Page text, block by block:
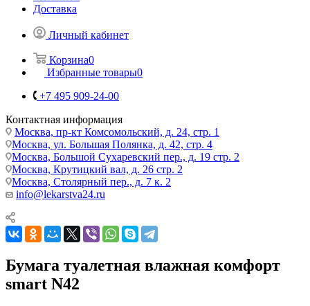
Доставка
Личный кабинет
Корзина0
Избранные товары0
+7 495 909-24-00
Контактная информация
Москва, пр-кт Комсомольский, д. 24, стр. 1
Москва, ул. Большая Полянка, д. 42, стр. 4
Москва, Большой Сухаревский пер., д. 19 стр. 2
Москва, Крутицкий вал, д. 26 стр. 2
Москва, Столярный пер., д. 7 к. 2
info@lekarstva24.ru
Бумага туалетная влажная комфорт
smart N42